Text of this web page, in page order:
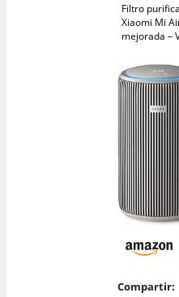
Filtro
Xiaomi Mi
mejorada –
Compartir: